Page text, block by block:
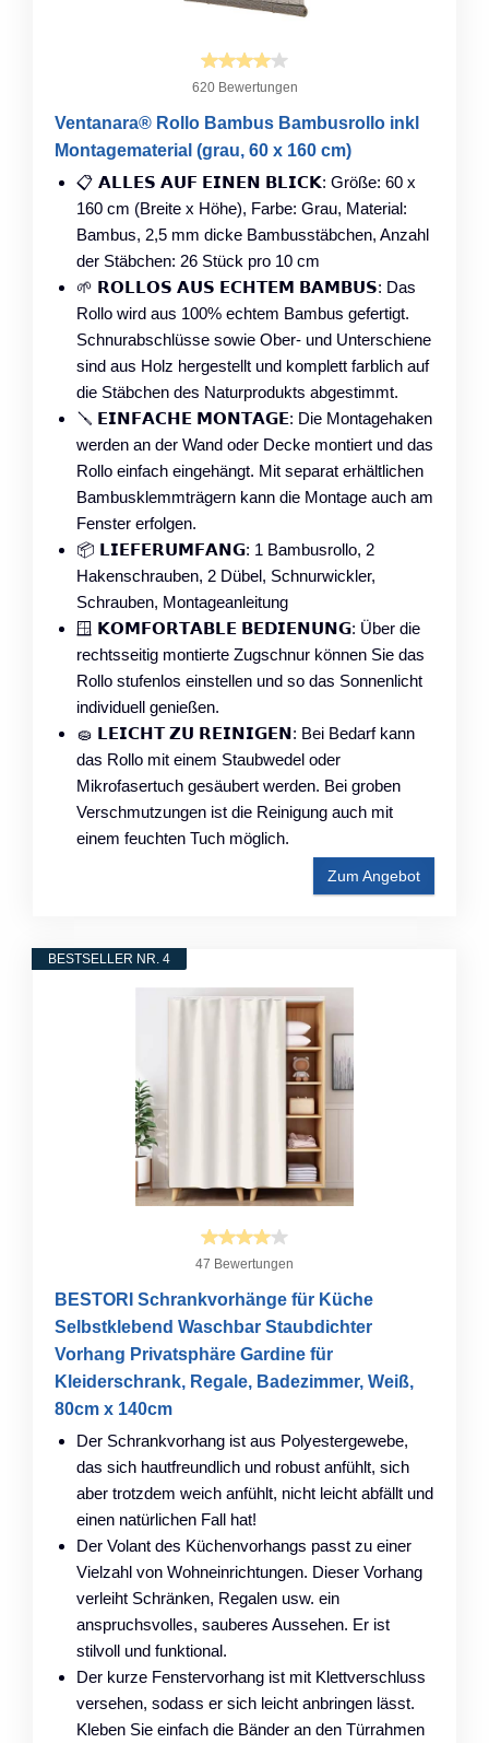
620 Bewertungen
Ventanara® Rollo Bambus Bambusrollo inkl
Montagematerial (grau, 60 x 160 cm)
📋 𝗔𝗟𝗟𝗘𝗦 𝗔𝗨𝗙 𝗘𝗜𝗡𝗘𝗡 𝗕𝗟𝗜𝗖𝗞: Größe: 60 x
160 cm (Breite x Höhe), Farbe: Grau, Material:
Bambus, 2,5 mm dicke Bambusstäbchen, Anzahl
der Stäbchen: 26 Stück pro 10 cm
🌱 𝗥𝗢𝗟𝗟𝗢𝗦 𝗔𝗨𝗦 𝗘𝗖𝗛𝗧𝗘𝗠 𝗕𝗔𝗠𝗕𝗨𝗦: Das
Rollo wird aus 100% echtem Bambus gefertigt.
Schnurabschlüsse sowie Ober- und Unterschiene
sind aus Holz hergestellt und komplett farblich auf
die Stäbchen des Naturprodukts abgestimmt.
🪛 𝗘𝗜𝗡𝗙𝗔𝗖𝗛𝗘 𝗠𝗢𝗡𝗧𝗔𝗚𝗘: Die Montagehaken
werden an der Wand oder Decke montiert und das
Rollo einfach eingehängt. Mit separat erhältlichen
Bambusklemmträgern kann die Montage auch am
Fenster erfolgen.
📦 𝗟𝗜𝗘𝗙𝗘𝗥𝗨𝗠𝗙𝗔𝗡𝗚: 1 Bambusrollo, 2
Hakenschrauben, 2 Dübel, Schnurwickler,
Schrauben, Montageanleitung
🪟 𝗞𝗢𝗠𝗙𝗢𝗥𝗧𝗔𝗕𝗟𝗘 𝗕𝗘𝗗𝗜𝗘𝗡𝗨𝗡𝗚: Über die
rechtsseitig montierte Zugschnur können Sie das
Rollo stufenlos einstellen und so das Sonnenlicht
individuell genießen.
🧽 𝗟𝗘𝗜𝗖𝗛𝗧 𝗭𝗨 𝗥𝗘𝗜𝗡𝗜𝗚𝗘𝗡: Bei Bedarf kann
das Rollo mit einem Staubwedel oder
Mikrofasertuch gesäubert werden. Bei groben
Verschmutzungen ist die Reinigung auch mit
einem feuchten Tuch möglich.
Zum Angebot
BESTSELLER NR. 4
47 Bewertungen
BESTORI Schrankvorhänge für Küche
Selbstklebend Waschbar Staubdichter
Vorhang Privatsphäre Gardine für
Kleiderschrank, Regale, Badezimmer, Weiß,
80cm x 140cm
Der Schrankvorhang ist aus Polyestergewebe,
das sich hautfreundlich und robust anfühlt, sich
aber trotzdem weich anfühlt, nicht leicht abfällt und
einen natürlichen Fall hat!
Der Volant des Küchenvorhangs passt zu einer
Vielzahl von Wohneinrichtungen. Dieser Vorhang
verleiht Schränken, Regalen usw. ein
anspruchsvolles, sauberes Aussehen. Er ist
stilvoll und funktional.
Der kurze Fenstervorhang ist mit Klettverschluss
versehen, sodass er sich leicht anbringen lässt.
Kleben Sie einfach die Bänder an den Türrahmen